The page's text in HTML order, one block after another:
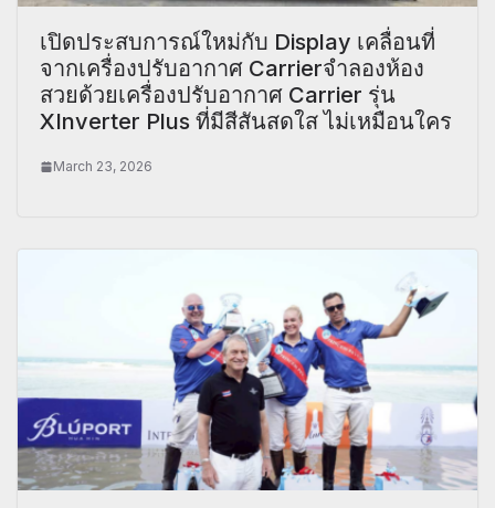
เปิดประสบการณ์ใหม่กับ Display เคลื่อนที่
จากเครื่องปรับอากาศ Carrierจำลองห้อง
สวยด้วยเครื่องปรับอากาศ Carrier รุ่น
XInverter Plus ที่มีสีสันสดใส ไม่เหมือนใคร
March 23, 2026